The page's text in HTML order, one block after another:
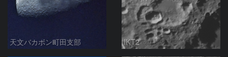
天文バカボン町田支部 IKT2